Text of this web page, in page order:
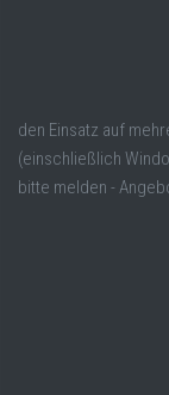
den Einsatz auf
(einschließlich
bitte melden -